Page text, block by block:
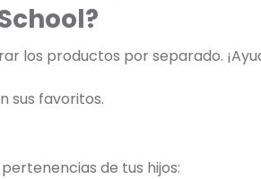
los productos por separado.
sus favoritos.
de tus hijos: